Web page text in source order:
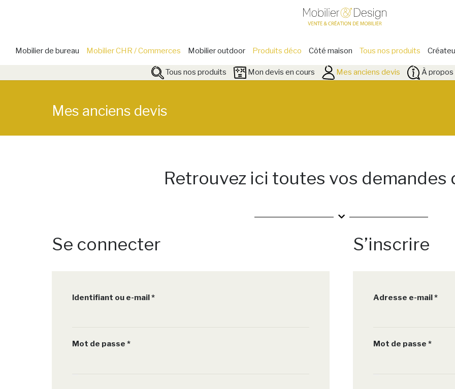
Mobilier de bureau Mobilier CHR / Commerces Mobilier outdoor Produits déco Côté maison Tous nos produits
Tous nos produits Mon devis en cours Mes anciens devis À propos
Mes anciens devis
Retrouvez ici toutes vos demandes
Se connecter
Identifiant ou e-mail*Obligatoire
Mot de passe *Obligatoire
S’inscrire
Adresse e-mail*
Mot de passe *